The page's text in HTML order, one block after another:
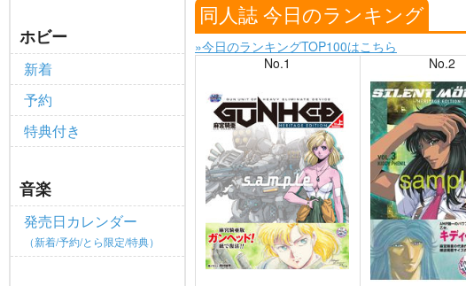
ホビー
新着
予約
特典付き
音楽
発売日カレンダー
（新着/予約/とら限定/特典）
7月31日掲載 7月31日掲載
同人誌 今日のランキング
»今日のランキングTOP100はこちら
No.1
No.2